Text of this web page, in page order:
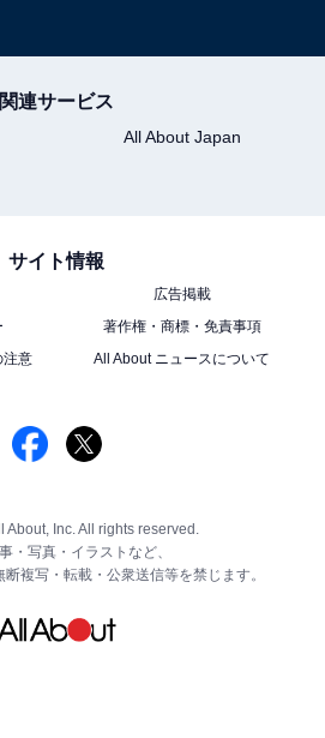
関連サービス
All About Japan
サイト情報
広告掲載
著作権・商標・免責事項
注意
All About ニュースについて
Inc. All rights reserved.
・写真・イラストなど、
複写・転載・公衆送信等を禁じます。